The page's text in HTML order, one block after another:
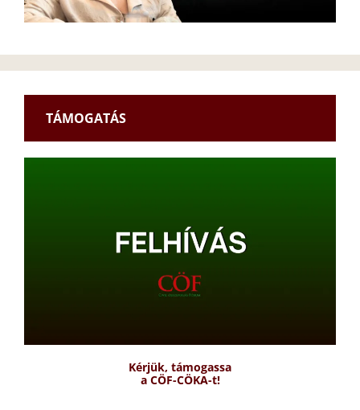
TÁMOGATÁS
Kérjük, támogassa
a CÖF-CÖKA-t!